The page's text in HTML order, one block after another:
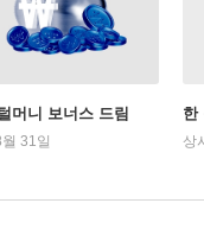
머니 보너스 드림
31일
한
상